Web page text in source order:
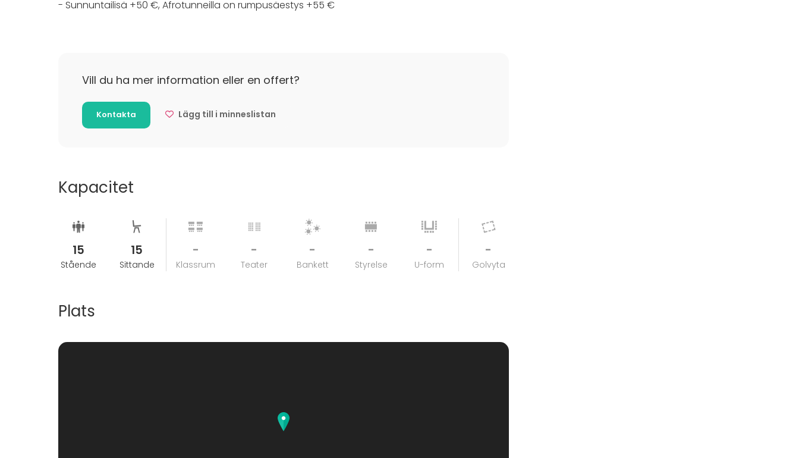
- Sunnuntailisä +50 €, Afrotunneilla on rumpusäestys +55 €
Vill du ha mer information eller en offert?
Kontakta Lägg till i minneslistan
Kapacitet
15
Stående
15
Sittande
-
Klassrum
-
Teater
-
Bankett
-
Styrelse
-
U-form
-
Golvyta
Plats